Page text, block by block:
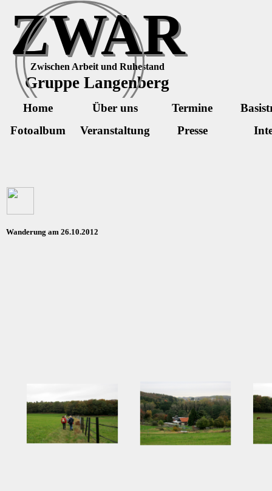
Direkt zum Seiteninhalt
ZWAR
Zwischen Arbeit und Ruhestand
Gruppe Langenberg
Home Über uns Termine
Fotoalbum
Veranstaltung Presse
Wanderung am 26.10.2012